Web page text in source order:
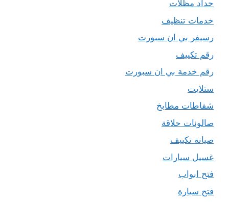
حداد مظلات
خدمات تنظيف
رسيفر بي ان سبورت
رقم تكييف
رقم خدمة بي ان سبورت
ستلايت
شفاطات مطابخ
صالونات حلاقة
صيانة تكييف
غسيل سيارات
فتح ابواب
فتح سيارة